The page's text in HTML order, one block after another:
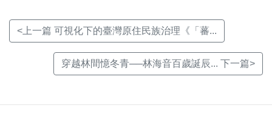
<上一篇 可視化下的臺灣原住民族治理《「蕃...
穿越林間憶冬青──林海音百歲誕辰... 下一篇>